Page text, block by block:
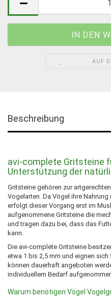
AUF
Beschreibung
avi-complete Gritsteine
Unterstützung der
Gritsteine gehören zur
Vogelarten. Da Vögel ihre
erfolgt dieser Vorgang erst im
aufgenommene Gritsteine die
und tragen dazu bei, dass das
kann.
Die avi-complete Gritsteine
etwa 1 bis 2,5 mm und eignen
können dauerhaft angeboten
individuellem Bedarf
Warum benötigen Vögel